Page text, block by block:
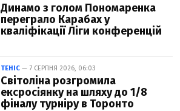
Динамо з голом Пономаренка
переграло Карабах у
кваліфікації Ліги конференцій
ТЕНІС — 7 СЕРПНЯ 2026, 06:03
Світоліна розгромила
ексросіянку на шляху до 1/8
фіналу турніру в Торонто